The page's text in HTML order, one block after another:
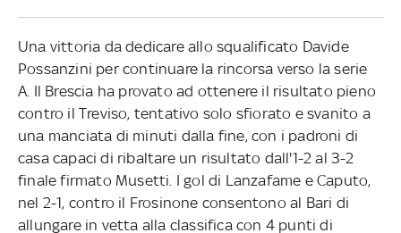
Una vittoria da dedicare allo squalificato Davide
Possanzini per continuare la rincorsa verso la serie
A. Il Brescia ha provato ad ottenere il risultato pieno
contro il Treviso, tentativo solo sfiorato e svanito a
una manciata di minuti dalla fine, con i padroni di
casa capaci di ribaltare un risultato dall'1-2 al 3-2
finale firmato Musetti. I gol di Lanzafame e Caputo,
nel 2-1, contro il Frosinone consentono al Bari di
allungare in vetta alla classifica con 4 punti di